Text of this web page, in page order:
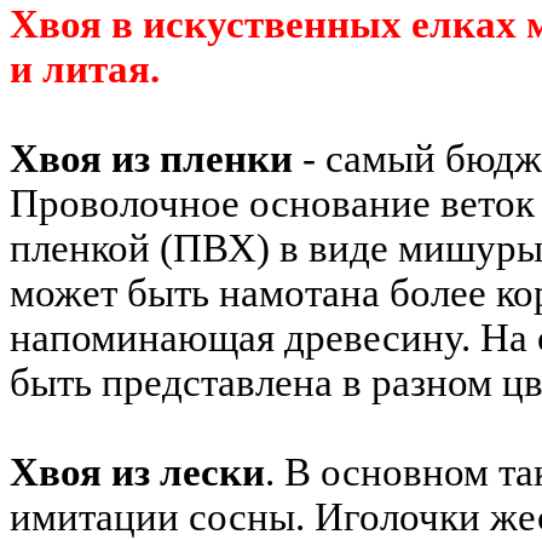
Хвоя в искуственных
и литая.
Хвоя из пленки - самый
Проволочное основание
пленкой (ПВХ) в виде
может быть намотана более
напоминающая древесину. На
быть представлена в разном
Хвоя из лески. В основном
имитации сосны. Иголочки